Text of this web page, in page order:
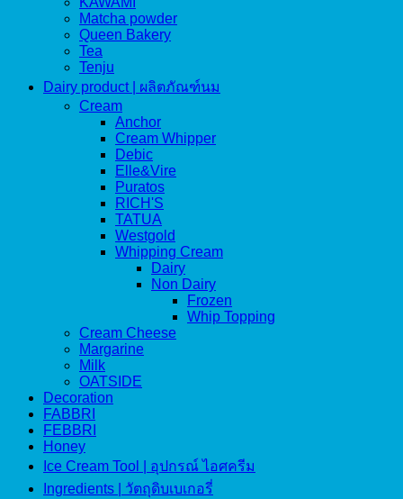
Matcha powder
Queen Bakery
Tea
Tenju
Dairy product | ผลิตภัณฑ์นม
Cream
Anchor
Cream Whipper
Debic
Elle&Vire
Puratos
RICH'S
TATUA
Westgold
Whipping Cream
Dairy
Non Dairy
Frozen
Whip Topping
Cream Cheese
Margarine
Milk
OATSIDE
Decoration
FABBRI
FEBBRI
Honey
Ice Cream Tool | อุปกรณ์ ไอศครีม
Ingredients | วัตถุดิบเบเกอรี่